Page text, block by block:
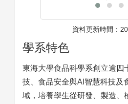
資料更新時間：
學系特色
東海大學食品科學系創立逾四
技、食品安全與AI智慧科技及
域，培養學生從研發、製造、